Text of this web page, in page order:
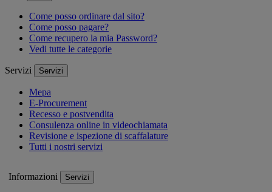
Come posso ordinare dal sito?
Come posso pagare?
Come recupero la mia Password?
Vedi tutte le categorie
Servizi Servizi
Mepa
E-Procurement
Recesso e postvendita
Consulenza online in videochiamata
Revisione e ispezione di scaffalature
Tutti i nostri servizi
Informazioni Servizi